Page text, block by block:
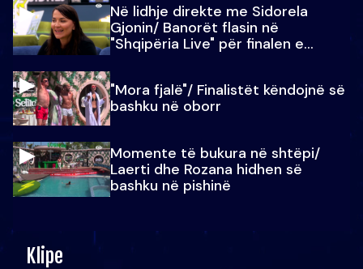
Në lidhje direkte me Sidorela
Gjonin/ Banorët flasin në
"Shqipëria Live" për finalen e
"Mora fjalë"/ Finalistët këndojnë së
bashku në oborr
Momente të bukura në shtëpi/
Laerti dhe Rozana hidhen së
bashku në pishinë
Klipe